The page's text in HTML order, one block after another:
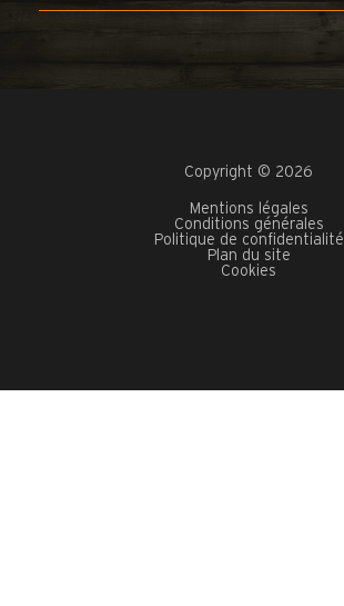
Copyright © 2026
Mentions légales
Conditions générales
Politique de confidentialité
Plan du site
Cookies